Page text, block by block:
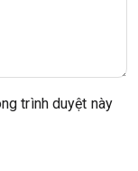
trình duyệt này